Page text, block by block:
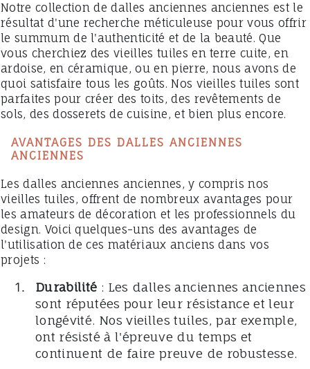
Notre collection de dalles anciennes anciennes est le
résultat d'une recherche méticuleuse pour vous offrir
le summum de l'authenticité et de la beauté. Que
vous cherchiez des vieilles tuiles en terre cuite, en
ardoise, en céramique, ou en pierre, nous avons de
quoi satisfaire tous les goûts. Nos vieilles tuiles sont
parfaites pour créer des toits, des revêtements de
sols, des dosserets de cuisine, et bien plus encore.
AVANTAGES DES DALLES ANCIENNES
ANCIENNES
Les dalles anciennes anciennes, y compris nos
vieilles tuiles, offrent de nombreux avantages pour
les amateurs de décoration et les professionnels du
design. Voici quelques-uns des avantages de
l'utilisation de ces matériaux anciens dans vos
projets :
Durabilité : Les dalles anciennes anciennes
sont réputées pour leur résistance et leur
longévité. Nos vieilles tuiles, par exemple,
ont résisté à l'épreuve du temps et
continuent de faire preuve de robustesse.